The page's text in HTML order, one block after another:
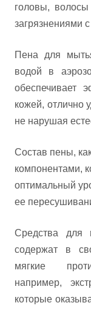
головы,
загрязнениями
Пена для
водой в
обеспечивает
кожей, отлично
не нарушая
Состав пены,
компонентами,
оптимальный
ее
Средства для
содержат в
мягкие
например,
которые